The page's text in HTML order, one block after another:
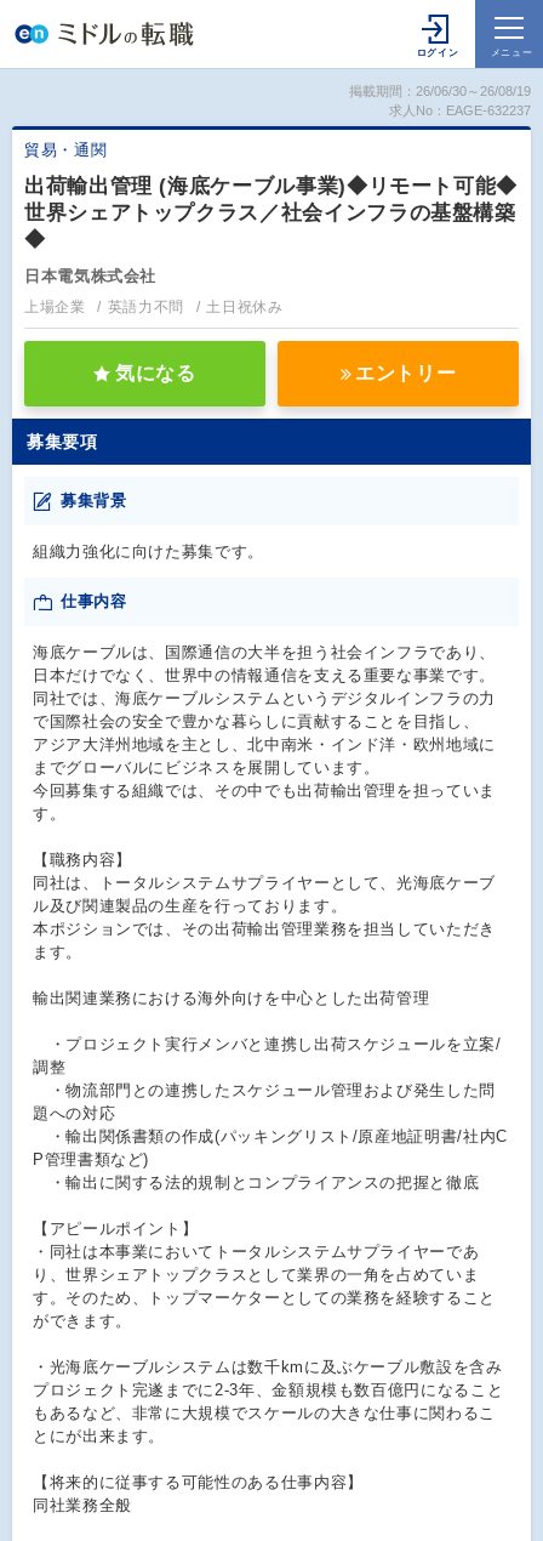
掲載期間：26/06/30～26/08/19
求人No：EAGE-632237
貿易・通関
出荷輸出管理 (海底ケーブル事業)◆リモート可能◆
世界シェアトップクラス／社会インフラの基盤構築
◆
日本電気株式会社
上場企業 英語力不問 土日祝休み
気になる エントリー
募集要項
募集背景
組織力強化に向けた募集です。
仕事内容
海底ケーブルは、国際通信の大半を担う社会インフラであり、
日本だけでなく、世界中の情報通信を支える重要な事業です。
同社では、海底ケーブルシステムというデジタルインフラの力
で国際社会の安全で豊かな暮らしに貢献することを目指し、
アジア大洋州地域を主とし、北中南米・インド洋・欧州地域に
までグローバルにビジネスを展開しています。
今回募集する組織では、その中でも出荷輸出管理を担っていま
す。
【職務内容】
同社は、トータルシステムサプライヤーとして、光海底ケーブ
ル及び関連製品の生産を行っております。
本ポジションでは、その出荷輸出管理業務を担当していただき
ます。
輸出関連業務における海外向けを中心とした出荷管理
・プロジェクト実行メンバと連携し出荷スケジュールを立案/
調整
・物流部門との連携したスケジュール管理および発生した問
題への対応
・輸出関係書類の作成(パッキングリスト/原産地証明書/社内C
P管理書類など)
・輸出に関する法的規制とコンプライアンスの把握と徹底
【アピールポイント】
・同社は本事業においてトータルシステムサプライヤーであ
り、世界シェアトップクラスとして業界の一角を占めていま
す。そのため、トップマーケターとしての業務を経験すること
ができます。
・光海底ケーブルシステムは数千kmに及ぶケーブル敷設を含み
プロジェクト完遂までに2-3年、金額規模も数百億円になること
もあるなど、非常に大規模でスケールの大きな仕事に関わるこ
とにが出来ます。
【将来的に従事する可能性のある仕事内容】
同社業務全般